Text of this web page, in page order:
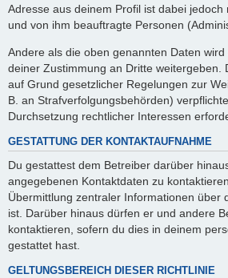
Adresse aus deinem Profil ist dabei
und von ihm beauftragte Personen
Andere als die oben genannten Daten
deiner Zustimmung an Dritte weitergeben.
auf Grund gesetzlicher Regelungen zur
B. an Strafverfolgungsbehörden)
Durchsetzung rechtlicher Interessen
GESTATTUNG DER KONTAKTAUFNAHME
Du gestattest dem Betreiber darüber
angegebenen Kontaktdaten zu
Übermittlung zentraler Informationen über
ist. Darüber hinaus dürfen er und andere
kontaktieren, sofern du dies in deinem
gestattet hast.
GELTUNGSBEREICH DIESER RICHTLINIE